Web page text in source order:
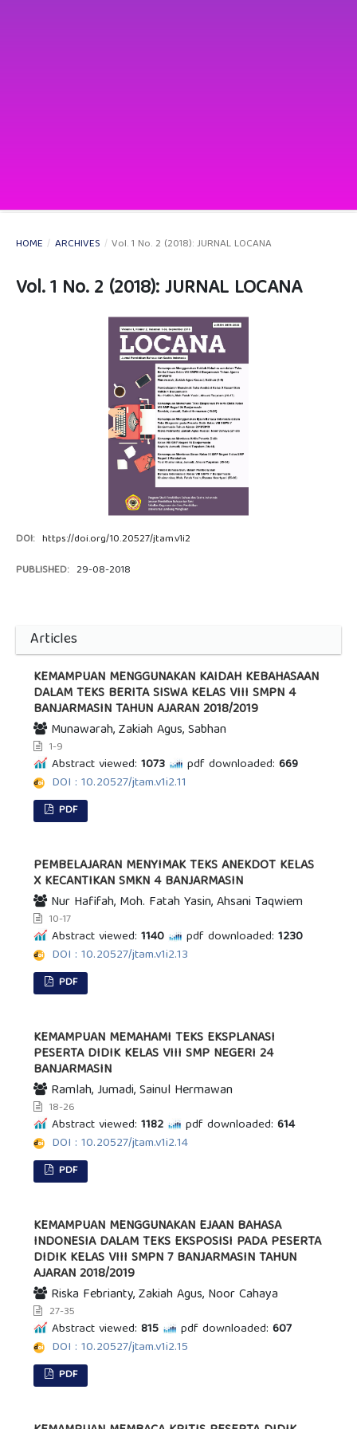
HOME / ARCHIVES / Vol. 1 No. 2 (2018): JURNAL LOCANA
Vol. 1 No. 2 (2018): JURNAL LOCANA
DOI: https://doi.org/10.20527/jtam.v1i2
PUBLISHED: 29-08-2018
Articles
KEMAMPUAN MENGGUNAKAN KAIDAH KEBAHASAAN
DALAM TEKS BERITA SISWA KELAS VIII SMPN 4
BANJARMASIN TAHUN AJARAN 2018/2019
Munawarah, Zakiah Agus, Sabhan
1-9
Abstract viewed: 1073 pdf downloaded: 669
DOI : 10.20527/jtam.v1i2.11
PDF
PEMBELAJARAN MENYIMAK TEKS ANEKDOT KELAS
X KECANTIKAN SMKN 4 BANJARMASIN
Nur Hafifah, Moh. Fatah Yasin, Ahsani Taqwiem
10-17
Abstract viewed: 1140 pdf downloaded: 1230
DOI : 10.20527/jtam.v1i2.13
PDF
KEMAMPUAN MEMAHAMI TEKS EKSPLANASI
PESERTA DIDIK KELAS VIII SMP NEGERI 24
BANJARMASIN
Ramlah, Jumadi, Sainul Hermawan
18-26
Abstract viewed: 1182 pdf downloaded: 614
DOI : 10.20527/jtam.v1i2.14
PDF
KEMAMPUAN MENGGUNAKAN EJAAN BAHASA
INDONESIA DALAM TEKS EKSPOSISI PADA PESERTA
DIDIK KELAS VIII SMPN 7 BANJARMASIN TAHUN
AJARAN 2018/2019
Riska Febrianty, Zakiah Agus, Noor Cahaya
27-35
Abstract viewed: 815 pdf downloaded: 607
DOI : 10.20527/jtam.v1i2.15
PDF